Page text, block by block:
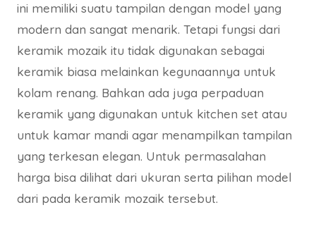
ini memiliki suatu tampilan dengan model yang
modern dan sangat menarik. Tetapi fungsi dari
keramik mozaik itu tidak digunakan sebagai
keramik biasa melainkan kegunaannya untuk
kolam renang. Bahkan ada juga perpaduan
keramik yang digunakan untuk kitchen set atau
untuk kamar mandi agar menampilkan tampilan
yang terkesan elegan. Untuk permasalahan
harga bisa dilihat dari ukuran serta pilihan model
dari pada keramik mozaik tersebut.